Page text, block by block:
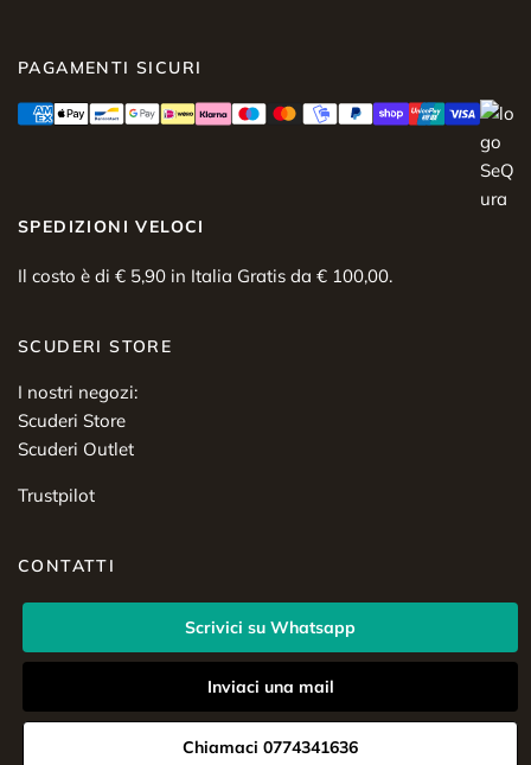
PAGAMENTI SICURI
SPEDIZIONI VELOCI
Il costo è di € 5,90 in Italia Gratis da € 100,00.
SCUDERI STORE
I nostri negozi:
Scuderi Store
Scuderi Outlet
Trustpilot
CONTATTI
Scrivici su Whatsapp
Inviaci una mail
Chiamaci 0774341636